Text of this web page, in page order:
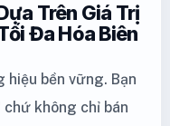
Trên Giá Trị
Đa Hóa Biên
bền vững. Bạn
không chỉ bán